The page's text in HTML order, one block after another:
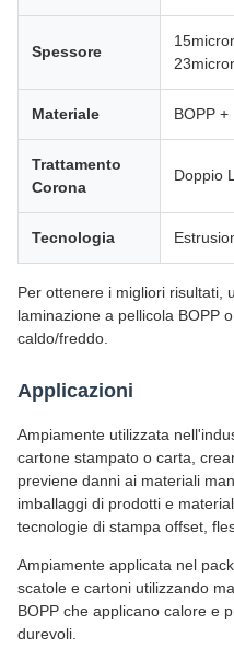
Spessore
Materiale BOPP +
Trattamento
Corona
Doppio
Tecnologia
Per ottenere i migliori risultati,
laminazione a pellicola BOPP
caldo/freddo.
Applicazioni
Ampiamente utilizzata
cartone stampato o carta,
previene danni ai materiali
imballaggi di prodotti e
tecnologie di stampa offset,
Ampiamente applicata nel
scatole e cartoni utilizzando
BOPP che applicano calore e
durevoli.